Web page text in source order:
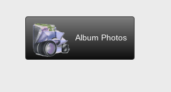
Album Photos